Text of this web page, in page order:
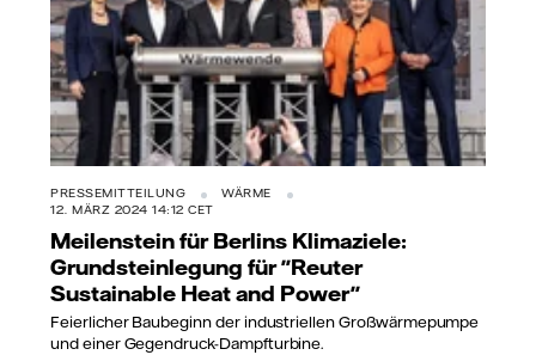
PRESSEMITTEILUNG
WÄRME
12. MÄRZ 2024 14:12 CET
Meilenstein für Berlins Klimaziele:
Grundsteinlegung für "Reuter
Sustainable Heat and Power"
Feierlicher Baubeginn der industriellen Großwärmepumpe
und einer Gegendruck-Dampfturbine.